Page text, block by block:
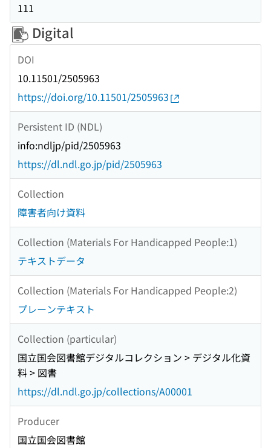
111
Digital
DOI
10.11501/2505963
https://doi.org/10.11501/2505963
Persistent ID (NDL)
info:ndljp/pid/2505963
https://dl.ndl.go.jp/pid/2505963
Collection
障害者向け資料
Collection (Materials For Handicapped People:1)
テキストデータ
Collection (Materials For Handicapped People:2)
プレーンテキスト
Collection (particular)
国立国会図書館デジタルコレクション > デジタル化資
料 > 図書
https://dl.ndl.go.jp/collections/A00001
Producer
国立国会図書館